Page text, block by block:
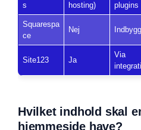
s
hosting)
plugins
Squarespa
ce
Nej
Site123 Ja
Via
Hvilket indhold skal
hjemmeside have?